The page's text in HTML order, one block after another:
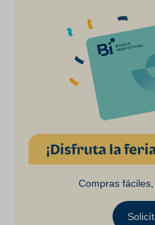
Compras